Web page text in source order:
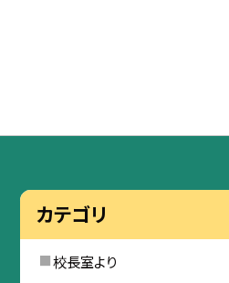
カテゴリ
校長室より